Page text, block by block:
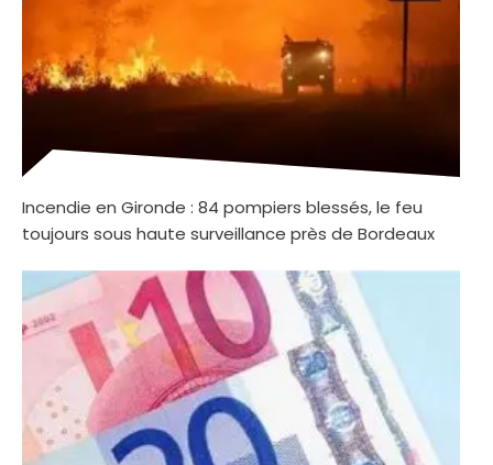
Incendie en Gironde : 84 pompiers blessés, le feu
toujours sous haute surveillance près de Bordeaux